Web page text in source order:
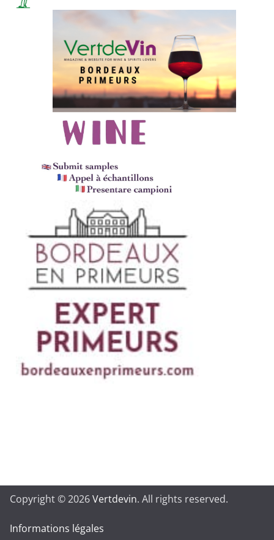
Copyright © 2026Vertdevin. All rights reserved.
Informations légales